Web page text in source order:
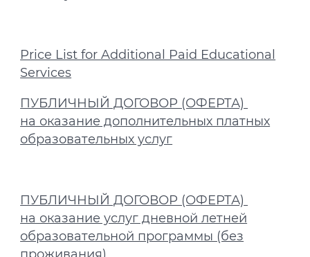
Price List for Additional Paid Educational
Services
ПУБЛИЧНЫЙ ДОГОВОР (ОФЕРТА)
на оказание дополнительных платных
образовательных услуг
ПУБЛИЧНЫЙ ДОГОВОР (ОФЕРТА)
на оказание услуг дневной летней
образовательной программы (без